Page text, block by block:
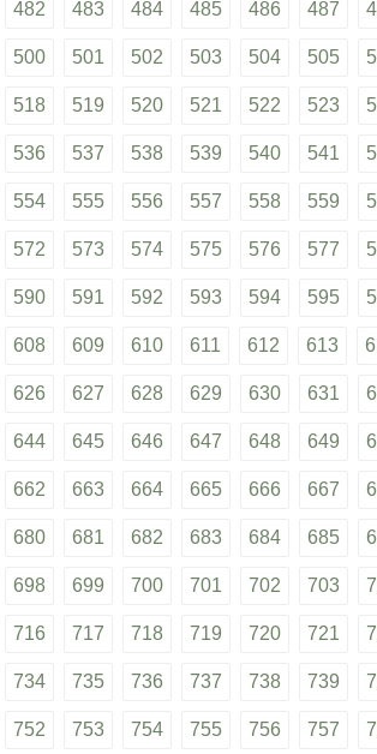
482 483 484 485 486 487
500 501 502 503 504 505
518 519 520 521 522 523
536 537 538 539 540 541
554 555 556 557 558 559
572 573 574 575 576 577
590 591 592 593 594 595
608 609 610 611 612 613
626 627 628 629 630 631
644 645 646 647 648 649
662 663 664 665 666 667
680 681 682 683 684 685
698 699 700 701 702 703
716 717 718 719 720 721
734 735 736 737 738 739
752 753 754 755 756 757